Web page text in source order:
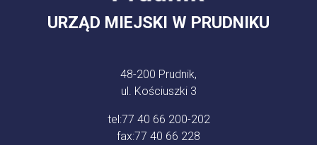
URZĄD MIEJSKI W PRUDNIKU
48-200 Prudnik,
ul. Kościuszki 3
tel:77 40 66 200-202
fax:77 40 66 228